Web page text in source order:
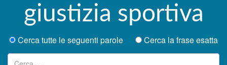
giustizia sportiva
Cerca tutte le seguenti parole
Cerca la frase esatta
Ricerca per: